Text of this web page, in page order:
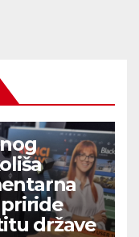
države